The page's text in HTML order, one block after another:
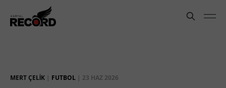
MERT ÇELIK | FUTBOL | 23 HAZ 2026